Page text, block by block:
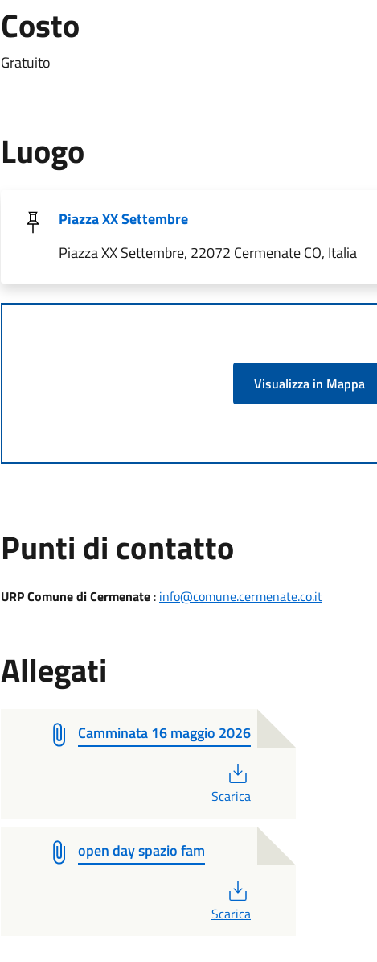
Costo
Gratuito
Luogo
Piazza XX Settembre
Piazza XX Settembre, 22072 Cermenate CO, Italia
Visualizza in Mappa
Punti di contatto
URP Comune di Cermenate: info@comune.cermenate.co.it
Allegati
Camminata 16 maggio 2026
Scarica
open day spazio fam
Scarica